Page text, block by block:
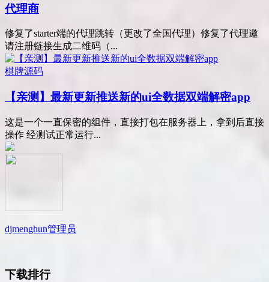
代理商
修复了starter端的代理跳转（更改了全国代理）修复了代理邀
请注册链接生成二维码（...
棋牌源码
【亲测】最新更新推送新的ui全数据双端解密app
这是一个一直保密的组件，直接打包在服务器上，拿到后直接
操作 经测试正常运行...
djmenghun管理员
下载排行